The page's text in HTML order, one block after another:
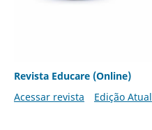
Revista Educare (Online)
Acessar revista
Edição Atual